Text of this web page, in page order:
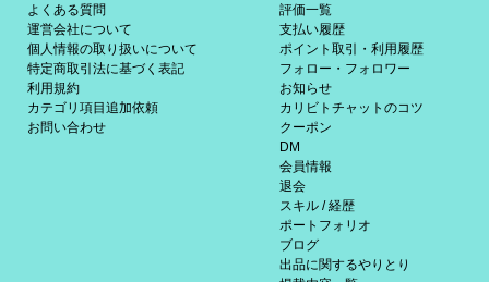
よくある質問
運営会社について
個人情報の取り扱いについて
特定商取引法に基づく表記
利用規約
カテゴリ項目追加依頼
お問い合わせ
評価一覧
支払い履歴
ポイント取引・利用履歴
フォロー・フォロワー
お知らせ
カリビトチャットのコツ
クーポン
DM
会員情報
退会
スキル / 経歴
ポートフォリオ
ブログ
出品に関するやりとり